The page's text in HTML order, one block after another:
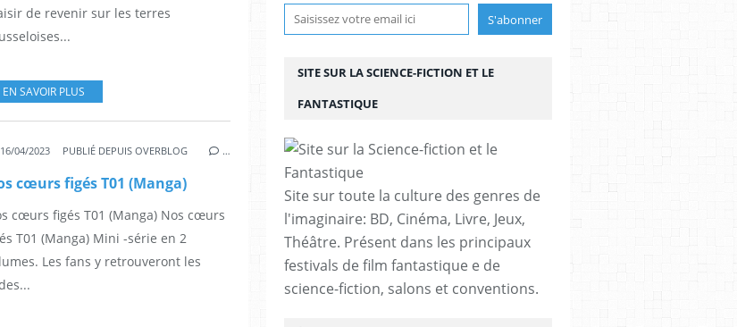
de revenir sur les terres
EN SAVOIR PLUS
SCÉNARISTE,NANORA,ROMANCE ADOLESCENTS,FANTASTIQUE,FANTASY
16/04/2023 PUBLIÉ DEPUIS OVERBLOG …
cœurs figés T01 (Manga)
cœurs figés T01 (Manga) Nos cœurs
T01 (Manga) Mini -série en 2
Les fans y retrouveront les
SITE SUR LA SCIENCE-FICTION ET LE
FANTASTIQUE
Site sur toute la culture des genres de
l'imaginaire: BD, Cinéma, Livre, Jeux,
Théâtre. Présent dans les principaux
festivals de film fantastique e de
science-fiction, salons et conventions.